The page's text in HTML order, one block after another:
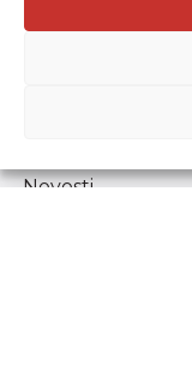
Donje Svetice 38,
Prenošenje
Novosti